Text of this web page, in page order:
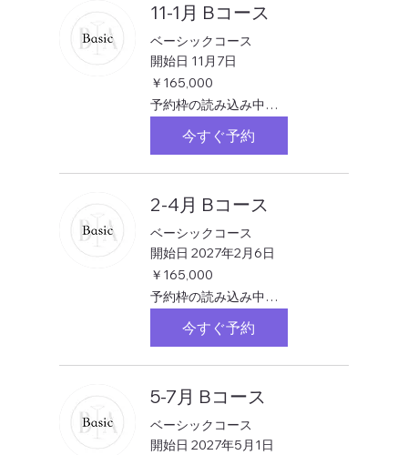
11-1月 Bコース
ベーシックコース
開始日 11月7日
165,000
円
￥165,000
予約枠の読み込み中…
今すぐ予約
2-4月 Bコース
ベーシックコース
開始日 2027年2月6日
165,000
円
￥165,000
予約枠の読み込み中…
今すぐ予約
5-7月 Bコース
ベーシックコース
開始日 2027年5月1日